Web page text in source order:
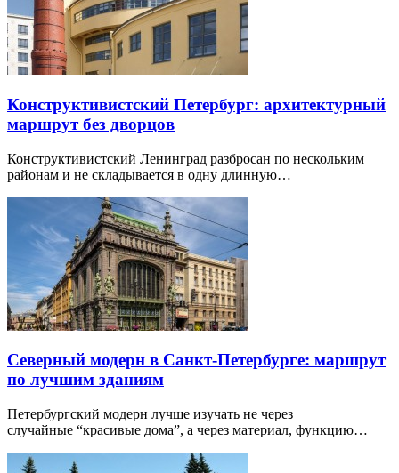
Конструктивистский Петербург: архитектурный
маршрут без дворцов
Конструктивистский Ленинград разбросан по нескольким
районам и не складывается в одну длинную…
Северный модерн в Санкт-Петербурге: маршрут
по лучшим зданиям
Петербургский модерн лучше изучать не через
случайные “красивые дома”, а через материал, функцию…